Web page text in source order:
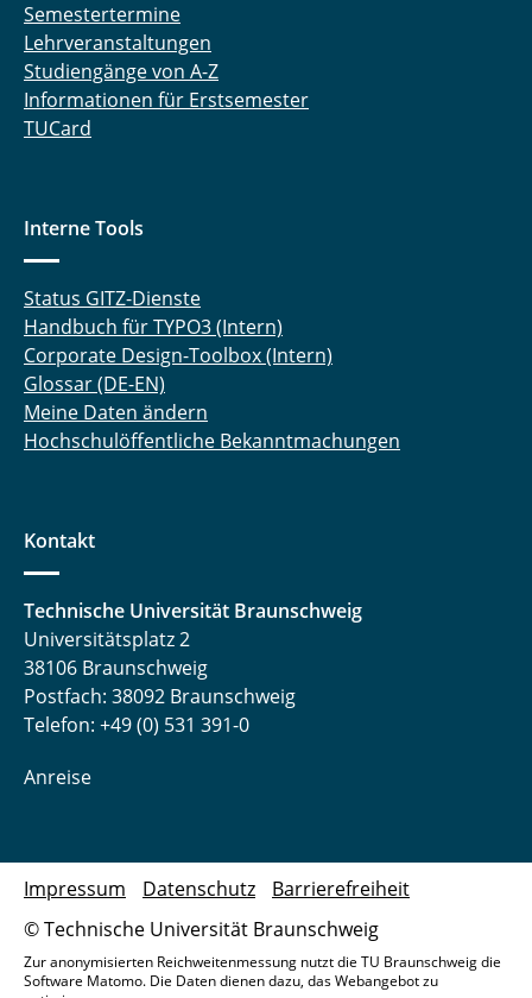
Semestertermine
Lehrveranstaltungen
Studiengänge von A-Z
Informationen für Erstsemester
TUCard
Interne Tools
Status GITZ-Dienste
Handbuch für TYPO3 (Intern)
Corporate Design-Toolbox (Intern)
Glossar (DE-EN)
Meine Daten ändern
Hochschulöffentliche Bekanntmachungen
Kontakt
Technische Universität Braunschweig
Universitätsplatz 2
38106 Braunschweig
Postfach: 38092 Braunschweig
Telefon: +49 (0) 531 391-0
Anreise
© Technische Universität Braunschweig
Impressum Datenschutz Barrierefreiheit
Zur anonymisierten Reichweitenmessung nutzt die TU Braunschweig die
Software Matomo. Die Daten dienen dazu, das Webangebot zu